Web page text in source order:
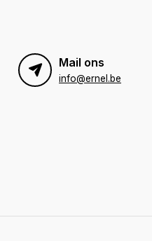
Mail ons
info@ernel.be